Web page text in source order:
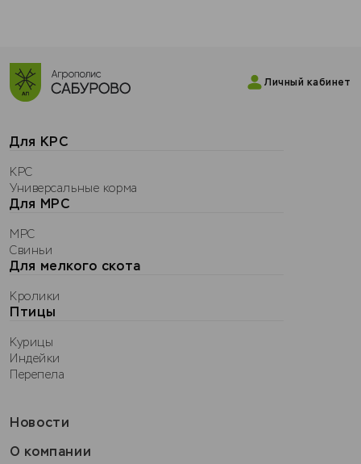
Личный кабинет
Для КРС
КРС
Универсальные корма
Для МРС
МРС
Свиньи
Для мелкого скота
Кролики
Птицы
Курицы
Индейки
Перепела
Новости
О компании